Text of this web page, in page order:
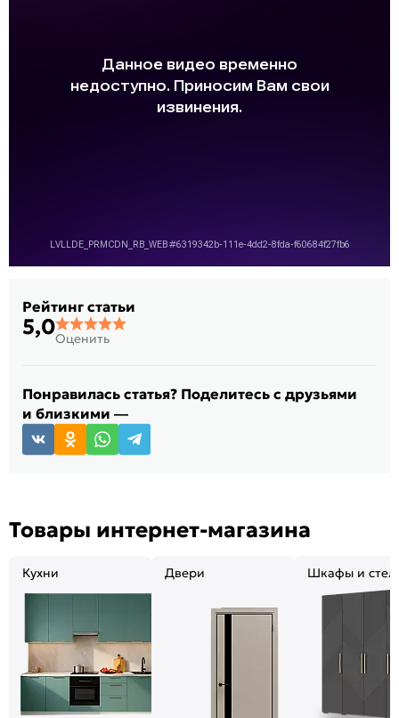
Рейтинг статьи
5,0Оценить
Понравилась статья? Поделитесь с друзьями
и близкими —
Товары интернет-магазина
Кухни Двери Шкафы и